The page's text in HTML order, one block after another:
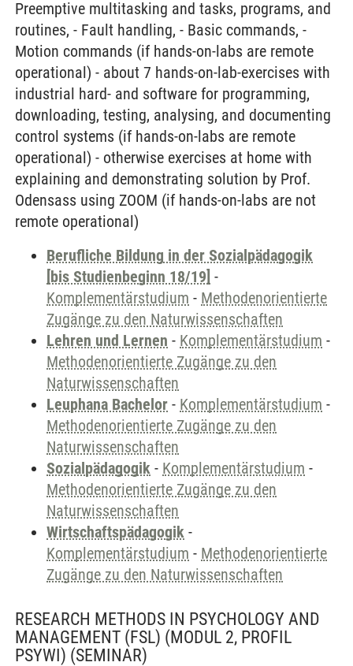
Preemptive multitasking and tasks, programs, and
routines, - Fault handling, - Basic commands, -
Motion commands (if hands-on-labs are remote
operational) - about 7 hands-on-lab-exercises with
industrial hard- and software for programming,
downloading, testing, analysing, and documenting
control systems (if hands-on-labs are remote
operational) - otherwise exercises at home with
explaining and demonstrating solution by Prof.
Odensass using ZOOM (if hands-on-labs are not
remote operational)
Berufliche Bildung in der Sozialpädagogik
[bis Studienbeginn 18/19] -
Komplementärstudium - Methodenorientierte
Zugänge zu den Naturwissenschaften
Lehren und Lernen - Komplementärstudium -
Methodenorientierte Zugänge zu den
Naturwissenschaften
Leuphana Bachelor - Komplementärstudium -
Methodenorientierte Zugänge zu den
Naturwissenschaften
Sozialpädagogik - Komplementärstudium -
Methodenorientierte Zugänge zu den
Naturwissenschaften
Wirtschaftspädagogik -
Komplementärstudium - Methodenorientierte
Zugänge zu den Naturwissenschaften
RESEARCH METHODS IN PSYCHOLOGY AND
MANAGEMENT (FSL) (MODUL 2, PROFIL
PSYWI) (SEMINAR)